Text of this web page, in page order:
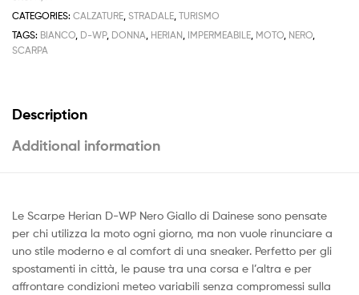
CATEGORIES: CALZATURE, STRADALE, TURISMO
TAGS: BIANCO, D-WP, DONNA, HERIAN, IMPERMEABILE, MOTO, NERO,
SCARPA
Description
Additional information
Le Scarpe Herian D-WP Nero Giallo di Dainese sono pensate
per chi utilizza la moto ogni giorno, ma non vuole rinunciare a
uno stile moderno e al comfort di una sneaker. Perfetto per gli
spostamenti in città, le pause tra una corsa e l’altra e per
affrontare condizioni meteo variabili senza compromessi sulla